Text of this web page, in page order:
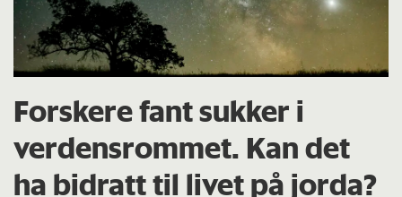
Forskere fant sukker i
verdensrommet. Kan det
ha bidratt til livet på jorda?